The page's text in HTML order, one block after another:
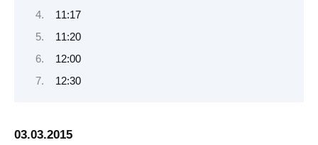
11:17
11:20
12:00
12:30
03.03.2015